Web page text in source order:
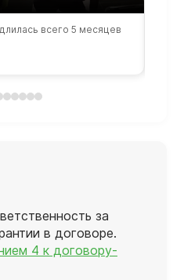
всего 5 месяцев
за
в договоре.
4 к договору-